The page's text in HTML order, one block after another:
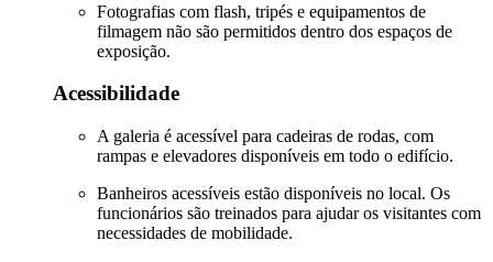
Fotografias com flash, tripés e equipamentos de
filmagem não são permitidos dentro dos espaços de
exposição.
Acessibilidade
A galeria é acessível para cadeiras de rodas, com
rampas e elevadores disponíveis em todo o edifício.
Banheiros acessíveis estão disponíveis no local. Os
funcionários são treinados para ajudar os visitantes com
necessidades de mobilidade.